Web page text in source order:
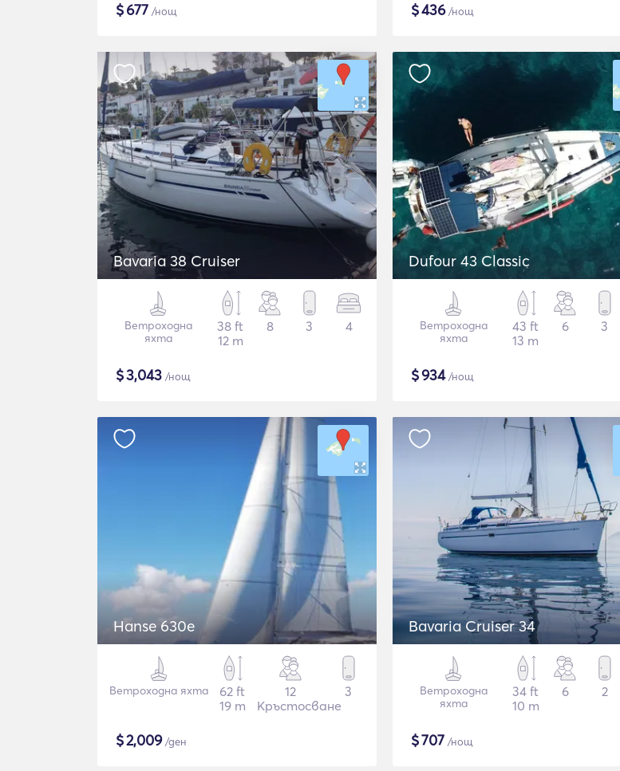
$677 /нощ $436/нощ
Bavaria 38 Cruiser
Ветроходна
яхта
38 ft
12 m
8 3 4
$3,043 /нощ
Dufour 43 Classic
Ветроходна
яхта
43 ft
13 m
6 3
$934/нощ
Hanse 630e
Ветроходна яхта
62 ft
19 m
12
Кръстосване
3
$2,009/ден
Bavaria Cruiser 34
Ветроходна
яхта
34 ft
10 m
6 2
$707 /нощ